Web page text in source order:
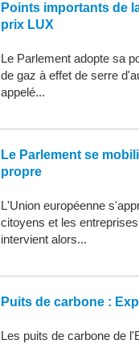
Points importants de
prix LUX
Le Parlement adopte sa
de gaz à effet de serre
appelé...
Le Parlement se
propre
L'Union européenne
citoyens et les
intervient alors...
Puits de carbone :
Les puits de carbone de